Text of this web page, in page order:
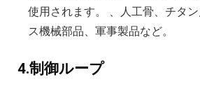
使用されます。 、人工骨、チタ
ス機械部品、軍事製品など。
4.制御ループ